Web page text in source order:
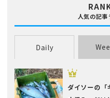
人気の記
Daily
ダイソーの「